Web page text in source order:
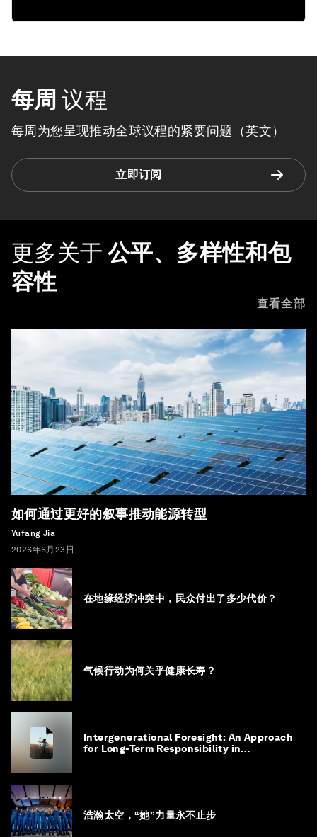
每周 议程
每周为您呈现推动全球议程的紧要问题（英文）
立即订阅
更多关于 公平、多样性和包
容性
查看全部
如何通过更好的叙事推动能源转型
Yufang Jia
2026年6月23日
在地缘经济冲突中，民众付出了多少代价？
气候行动为何关乎健康长寿？
Intergenerational Foresight: An Approach
for Long-Term Responsibility in
浩瀚太空，“她”力量永不止步